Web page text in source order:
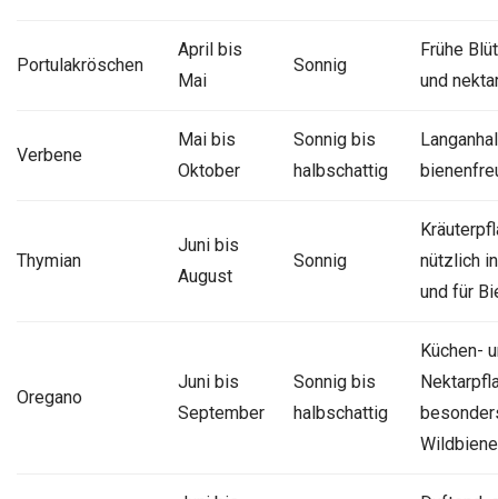
Portulakröschen
April bis
Mai
Sonnig
Frühe
und
Verbene
Mai bis
Oktober
Sonnig bis
halbschattig
Thymian
Juni bis
August
Sonnig
nützlich
und für
Oregano
Juni bis
September
Sonnig bis
halbschattig
Küchen-